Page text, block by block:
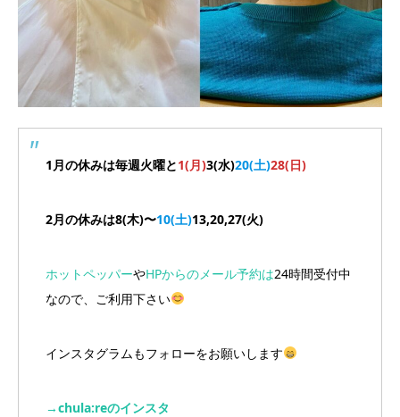
1月の休みは毎週火曜と1(月)3(水)20(土)28(日)
2月の休みは8(木)〜10(土)13,20,27(火)
ホットペッパーやHPからのメール予約は24時間受付中
なので、ご利用下さい
インスタグラムもフォローをお願いします
→chula:reのインスタ